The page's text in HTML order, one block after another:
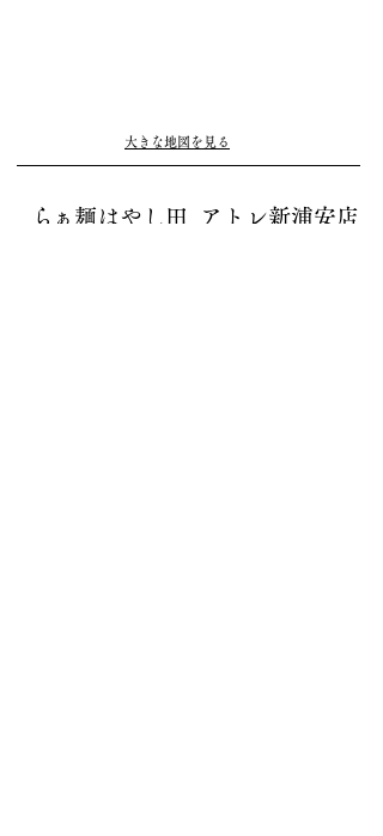
大きな地図を見る
ら ぁ麺はやし田 アトレ新浦安店